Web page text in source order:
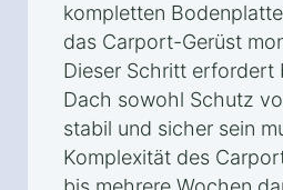
kompletten
das Carport-Gerüst
Dieser Schritt erfordert
Dach sowohl Schutz
stabil und sicher sein
Komplexität des